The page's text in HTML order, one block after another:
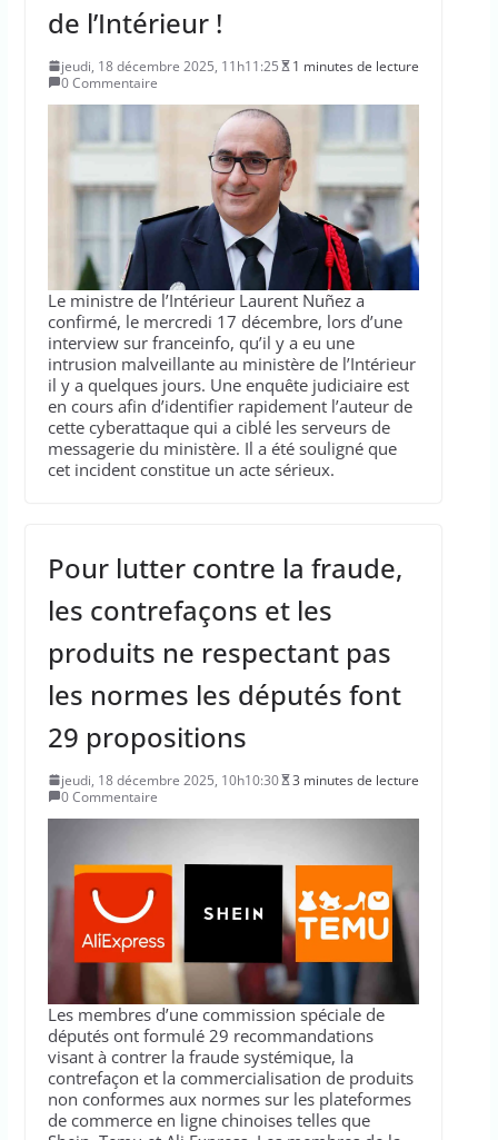
de l’Intérieur !
jeudi, 18 décembre 2025, 11h11:25
1 minutes de lecture
0 Commentaire
Le ministre de l’Intérieur Laurent Nuñez a
confirmé, le mercredi 17 décembre, lors d’une
interview sur franceinfo, qu’il y a eu une
intrusion malveillante au ministère de l’Intérieur
il y a quelques jours. Une enquête judiciaire est
en cours afin d’identifier rapidement l’auteur de
cette cyberattaque qui a ciblé les serveurs de
messagerie du ministère. Il a été souligné que
cet incident constitue un acte sérieux.
Pour lutter contre la fraude,
les contrefaçons et les
produits ne respectant pas
les normes les députés font
29 propositions
jeudi, 18 décembre 2025, 10h10:30
3 minutes de lecture
0 Commentaire
Les membres d’une commission spéciale de
députés ont formulé 29 recommandations
visant à contrer la fraude systémique, la
contrefaçon et la commercialisation de produits
non conformes aux normes sur les plateformes
de commerce en ligne chinoises telles que